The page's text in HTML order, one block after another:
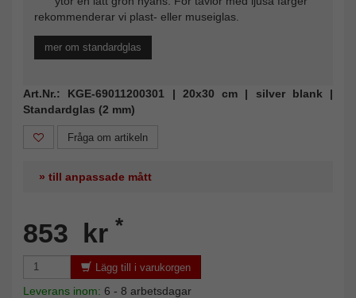
rekommenderar vi plast- eller museiglas.
mer om standardglas
Art.Nr.: KGE-69011200301 | 20x30 cm | silver blank |
Standardglas (2 mm)
Fråga om artikeln
» till anpassade mått
853 kr *
Lägg till i varukorgen
Leverans inom: 6 - 8 arbetsdagar